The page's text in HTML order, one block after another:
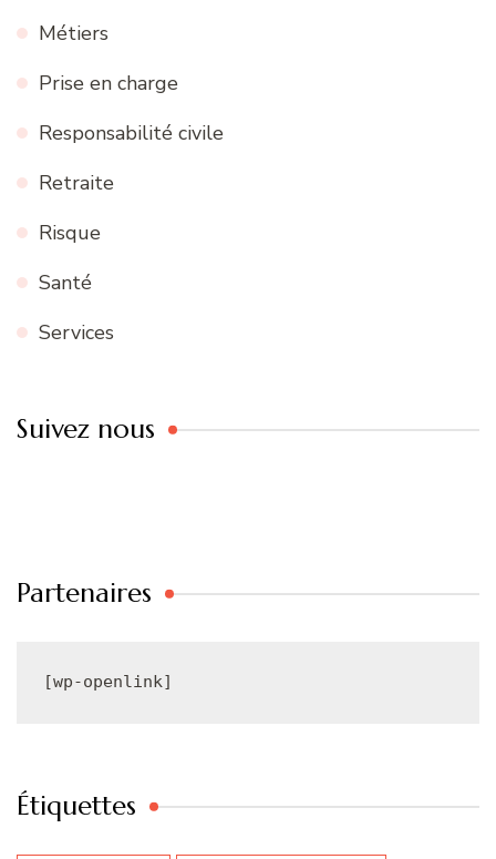
Métiers
Prise en charge
Responsabilité civile
Retraite
Risque
Santé
Services
Suivez nous
Partenaires
[wp-openlink]
Étiquettes